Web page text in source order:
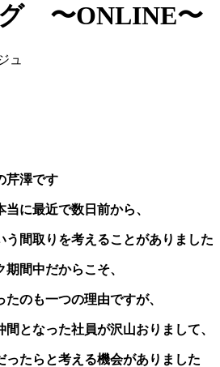
〜ONLINE〜
ュ
芹澤です
に最近で数日前から、
間取りを考えることがありました
間中だからこそ、
のも一つの理由ですが、
となった社員が沢山おりまして、
ったらと考える機会がありました